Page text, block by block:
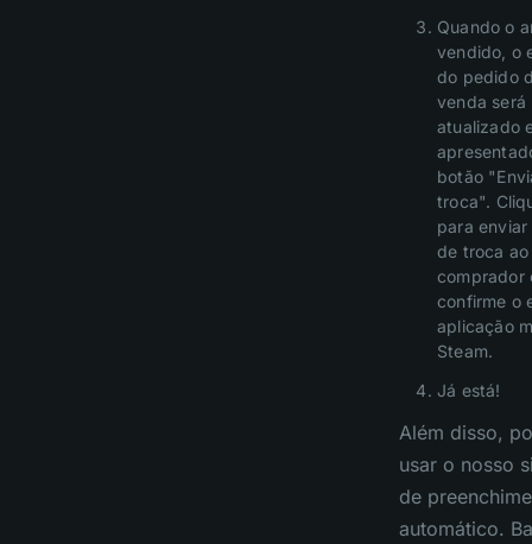
Quando o
vendido, o
do pedido
venda será
atualizado
botão
troca".
para
de troca ao
comprador
confirme o
aplicação
Steam.
Já está!
Além disso,
usar o nosso
de
automático.